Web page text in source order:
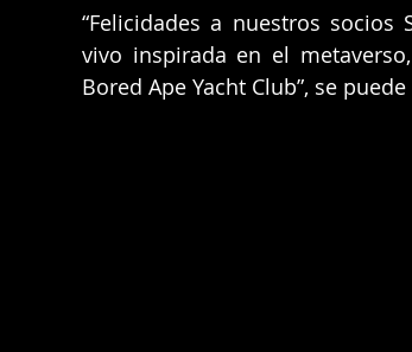
“Felicidades a nuestros
vivo inspirada en el
Bored Ape Yacht Club”, se